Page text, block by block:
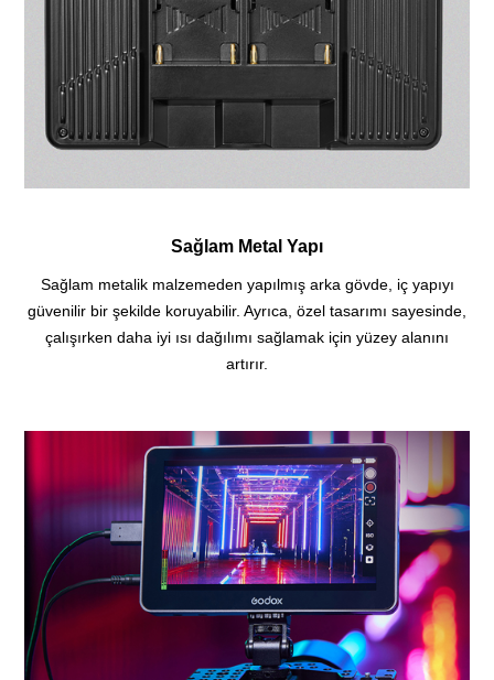
Sağlam Metal Yapı
Sağlam metalik malzemeden yapılmış arka gövde, iç yapıyı
güvenilir bir şekilde koruyabilir. Ayrıca, özel tasarımı sayesinde,
çalışırken daha iyi ısı dağılımı sağlamak için yüzey alanını
artırır.